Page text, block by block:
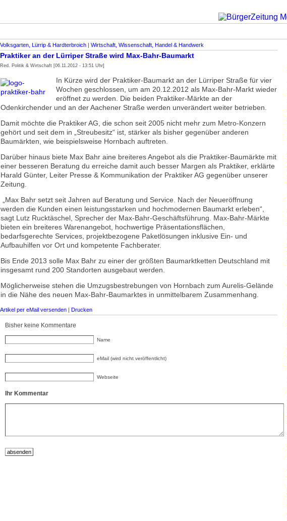
Volksgarten, Lürrip & Hardterbroich | Wirtschaft, Wissenschaft, Handel & Handwerk
Praktiker an der Lürriper Straße wird Max-Bahr-Baumarkt
Red. Politik & Wirtschaft [06.11.2012 - 13:51 Uhr]
In Kürze wird der Praktiker-Baumarkt an der Lürriper Straße für vier
Wochen geschlossen, um am 20.12.2012 als Max-Bahr-Markt wieder
eröffnet zu werden. Die beiden Praktiker-Märkte an der
Odenkirchender und an der Aachener Straße werden unverändert weiter betrieben.
Damit möchte die Praktiker AG, die schon seit 2005 nicht mehr zum Metro-Konzern
gehört und seit dem in „Streubesitz“ ist, stärker als bisher gegenüber anderen
Baumärkten, wie beispielsweise Hornbach auftreten.
Darüber hinaus biete Max Bahr aine breiteres Angebot als die Praktiker-Baumärkte mit
einer besseren Beratung du erreiche damit auch besser Margen als Praktiker, erklärte
Harald Günter, Leiter Presse & Kommunikation der Praktiker AG gegenüber unserer
Zeitung.
„Max Bahr setzt seit Jahren auf Beratung und Service. Nach der Neueröffnung
werden die Kunden einen leistungsstarken und hochmodernen Baumarkt erleben“,
sagt Lutz Rucktäschel, Sprecher der Max-Bahr-Geschäftsführung. Max-Bahr-Märkte
bieten ein breiteres Warenangebot, hochwertige Präsentationsflächen,
bedarfsgerechte Services, projektbezogene Paketlösungen inklusive Ein- und
Aufbauhilfen vor Ort und kompetente Fachberater.
Bis Ende 2013 solle Max Bahr zu einer der größten Baumarktketten Deutschland mit
insgesamt rund 200 Standorten ausgebaut werden.
Möglicherweise stehen die Umzugsbestrebungen von Hornbach zum Aurelis-Gelände
in die Nähe des neuen Max-Bahr-Baumarktes in unmittelbarem Zusammenhang.
Artikel per eMail versenden | Drucken
Bisher keine Kommentare
Name
eMail (wird nicht veröffentlicht)
Webseite
Ihr Kommentar